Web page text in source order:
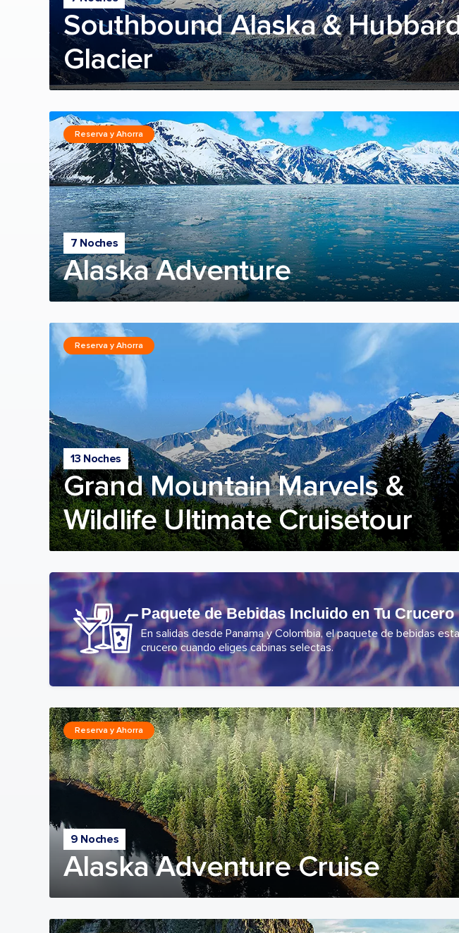
Southbound Alaska &
Glacier
7 Noches
Alaska Adventure
Reserva y Ahorra
13 Noches
Grand Mountain Marvels &
Wildlife Ultimate Cruisetour
Reserva y Ahorra
Paquete de Bebidas Incluido en Tu Crucero
En salidas desde Panama y Colombia, el paquete de bebidas
crucero cuando eliges cabinas selectas.
9 Noches
Alaska Adventure Cruise
Reserva y Ahorra